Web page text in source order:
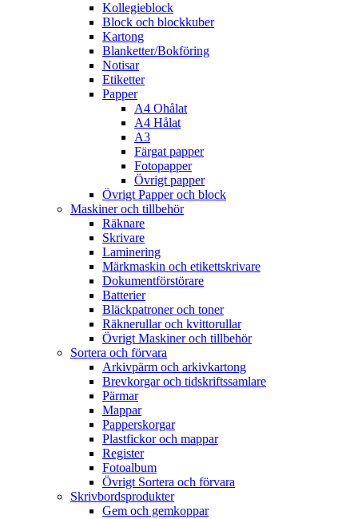
Kollegieblock
Block och blockkuber
Kartong
Blanketter/Bokföring
Notisar
Etiketter
Papper
A4 Ohålat
A4 Hålat
A3
Färgat papper
Fotopapper
Övrigt papper
Övrigt Papper och block
Maskiner och tillbehör
Räknare
Skrivare
Laminering
Märkmaskin och etikettskrivare
Dokumentförstörare
Batterier
Bläckpatroner och toner
Räknerullar och kvittorullar
Övrigt Maskiner och tillbehör
Sortera och förvara
Arkivpärm och arkivkartong
Brevkorgar och tidskriftssamlare
Pärmar
Mappar
Papperskorgar
Plastfickor och mappar
Register
Fotoalbum
Övrigt Sortera och förvara
Skrivbordsprodukter
Gem och gemkoppar